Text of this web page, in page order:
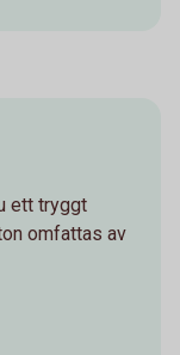
ett tryggt
omfattas av